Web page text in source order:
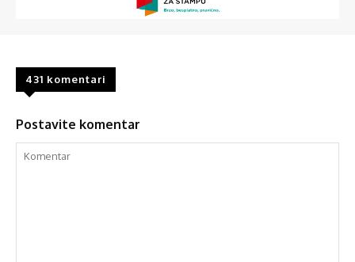
431 komentari
Postavite komentar